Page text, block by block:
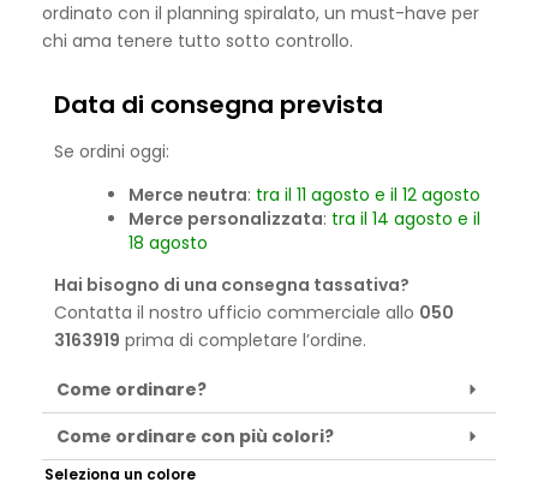
ordinato con il planning spiralato, un must-have per
chi ama tenere tutto sotto controllo.
Data di consegna prevista
Se ordini oggi:
Merce neutra: tra il 11 agosto e il 12 agosto
Merce personalizzata: tra il 14 agosto e il
18 agosto
Hai bisogno di una consegna tassativa?
Contatta il nostro ufficio commerciale allo 050
3163919 prima di completare l’ordine.
Come ordinare?
Come ordinare con più colori?
Seleziona un colore